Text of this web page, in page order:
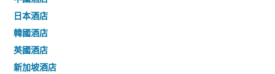
日本酒店
韓國酒店
英國酒店
新加坡酒店